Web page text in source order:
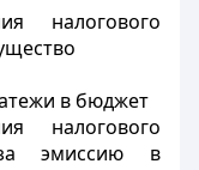
налогового
в бюджет
налогового
эмиссию в